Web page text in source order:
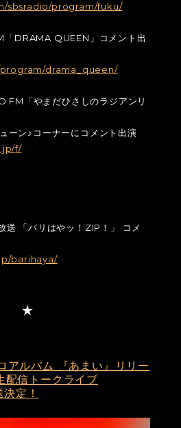
sbsradio/program/fuku/
DRAMA QUEEN」コメント出
drama_queen/
「やまだひさしのラジアンリ
ーン♪コーナーにコメント出演
f/
「バリはやッ！ZIP！」 コメ
barihaya/
アルバム 『あまい』リリー
信トークライブ
定！